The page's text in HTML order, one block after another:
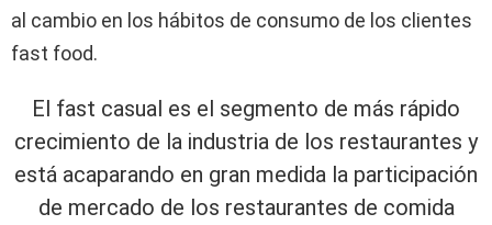
al cambio en los hábitos de consumo de los clientes
fast food.
El fast casual es el segmento de más rápido
crecimiento de la industria de los restaurantes y
está acaparando en gran medida la participación
de mercado de los restaurantes de comida